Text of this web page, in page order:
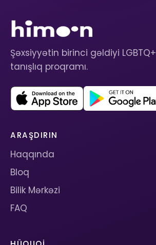
Şəxsiyyətin birinci gəldiyi LGBTQ+
tanışlıq proqramı.
ARAŞDIRIN
Haqqında
Bloq
Bilik Mərkəzi
FAQ